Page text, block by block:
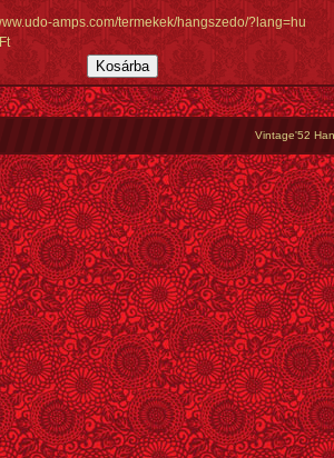
amps.com/termekek/hangszedo/?lang=hu
Vintage'52